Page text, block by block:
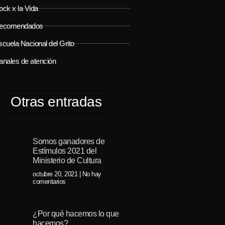
x la Vida
Nacional del Grito
de atención
Otras entradas
Somos ganadores de
Estímulos 2021 del
Ministerio de Cultura
octubre 20, 2021 No hay
comentarios
¿Por qué hacemos lo que
hacemos?